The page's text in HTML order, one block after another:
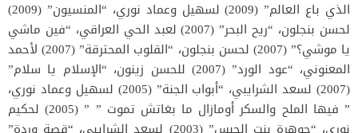
الذي باع العالم” (2009) لسهيل وعماد نوري، “المنسيون” (2009)
لحسن بنجلون، “ريح البحر” (2007) لعبد الحي العراقي، “فين ماشي
يا موشي؟” (2007) لحسن بنجلون، “القلوب المحترقة” (2007) لأحمد
المعنوني، “عود الورد” (2007) للحسن زينون، “الإسلام يا سلام”
(2007) لسعد الشرايبي، “أبواب الجنة” (2005) لسهيل وعماد نوري،
” فيها الملح والسكر أومازال ما بغاتش تموت ” ” (2005) لحكيم